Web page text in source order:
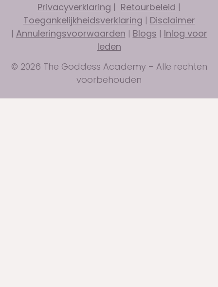
Privacyverklaring | Retourbeleid |
Toegankelijkheidsverklaring | Disclaimer
| Annuleringsvoorwaarden | Blogs | Inlog voor
leden
© 2026 The Goddess Academy – Alle rechten
voorbehouden